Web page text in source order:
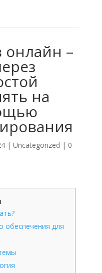
a
–
на
| Uncategorized | 0
обеспечения для